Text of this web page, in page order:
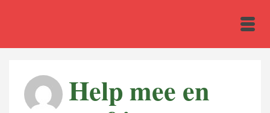
Help mee en